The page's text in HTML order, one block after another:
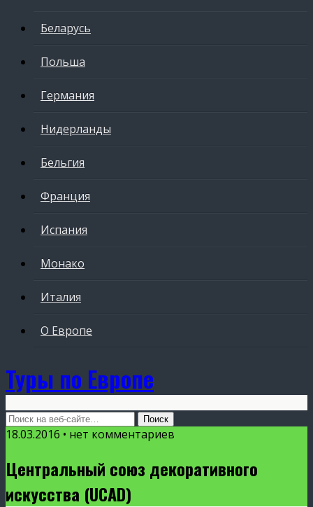
Беларусь
Польша
Германия
Нидерланды
Бельгия
Франция
Испания
Монако
Италия
О Европе
Туры по Европе
18.03.2016 • нет комментариев
Центральный союз декоративного
искусства (UCAD)